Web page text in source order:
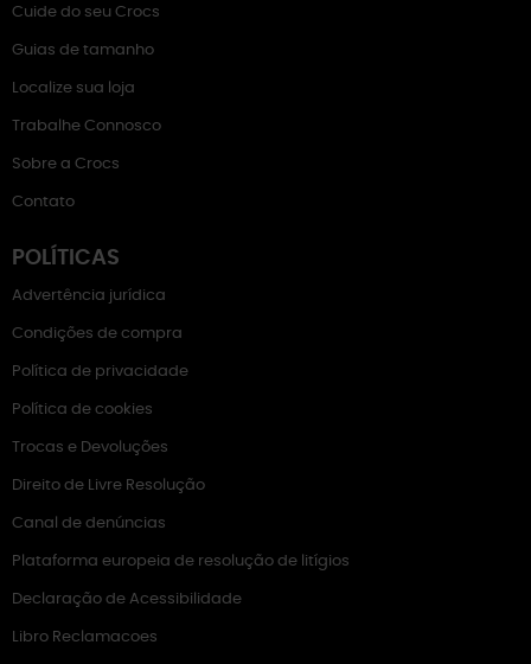
Cuide do seu Crocs
Guias de tamanho
Localize sua loja
Trabalhe Connosco
Sobre a Crocs
Contato
POLÍTICAS
Advertência jurídica
Condições de compra
Política de privacidade
Política de cookies
Trocas e Devoluções
Direito de Livre Resolução
Canal de denúncias
Plataforma europeia de resolução de litígios
Declaração de Acessibilidade
Libro Reclamacoes